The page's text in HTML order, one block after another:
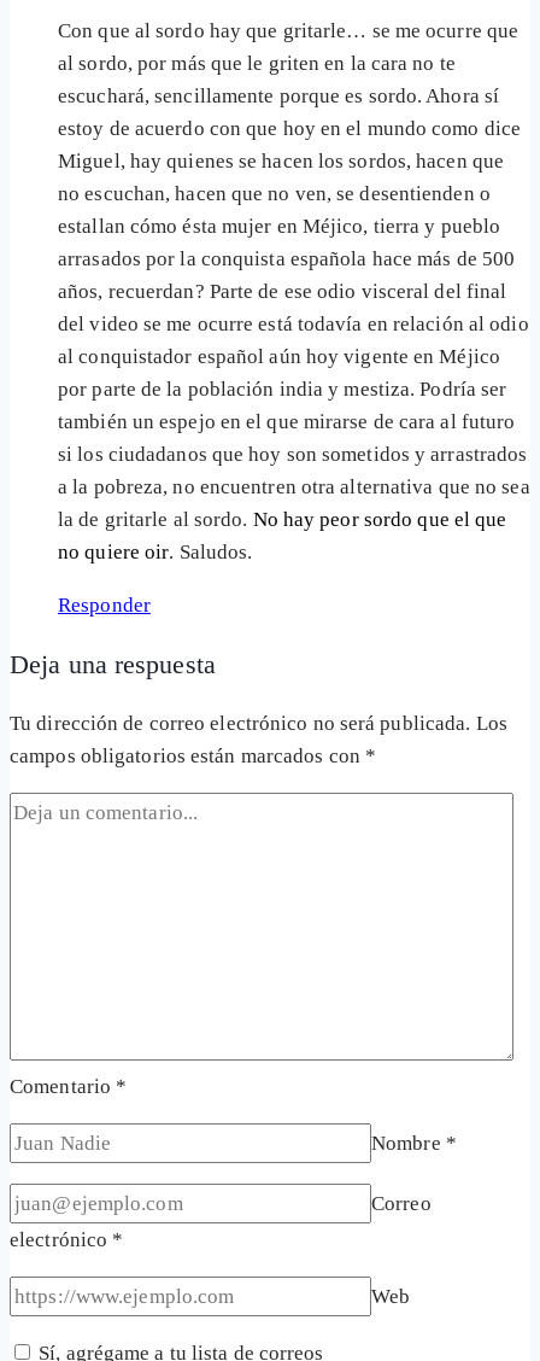
Con que al sordo hay que gritarle… se me ocurre que
al sordo, por más que le griten en la cara no te
escuchará, sencillamente porque es sordo. Ahora sí
estoy de acuerdo con que hoy en el mundo como dice
Miguel, hay quienes se hacen los sordos, hacen que
no escuchan, hacen que no ven, se desentienden o
estallan cómo ésta mujer en Méjico, tierra y pueblo
arrasados por la conquista española hace más de 500
años, recuerdan? Parte de ese odio visceral del final
del video se me ocurre está todavía en relación al odio
al conquistador español aún hoy vigente en Méjico
por parte de la población india y mestiza. Podría ser
también un espejo en el que mirarse de cara al futuro
si los ciudadanos que hoy son sometidos y arrastrados
a la pobreza, no encuentren otra alternativa que no sea
la de gritarle al sordo. No hay peor sordo que el que
no quiere oir. Saludos.
Responder
Deja una respuesta
Tu dirección de correo electrónico no será publicada. Los
campos obligatorios están marcados con *
Comentario *
Nombre *
Correo
electrónico *
Web
Sí, agrégame a tu lista de correos